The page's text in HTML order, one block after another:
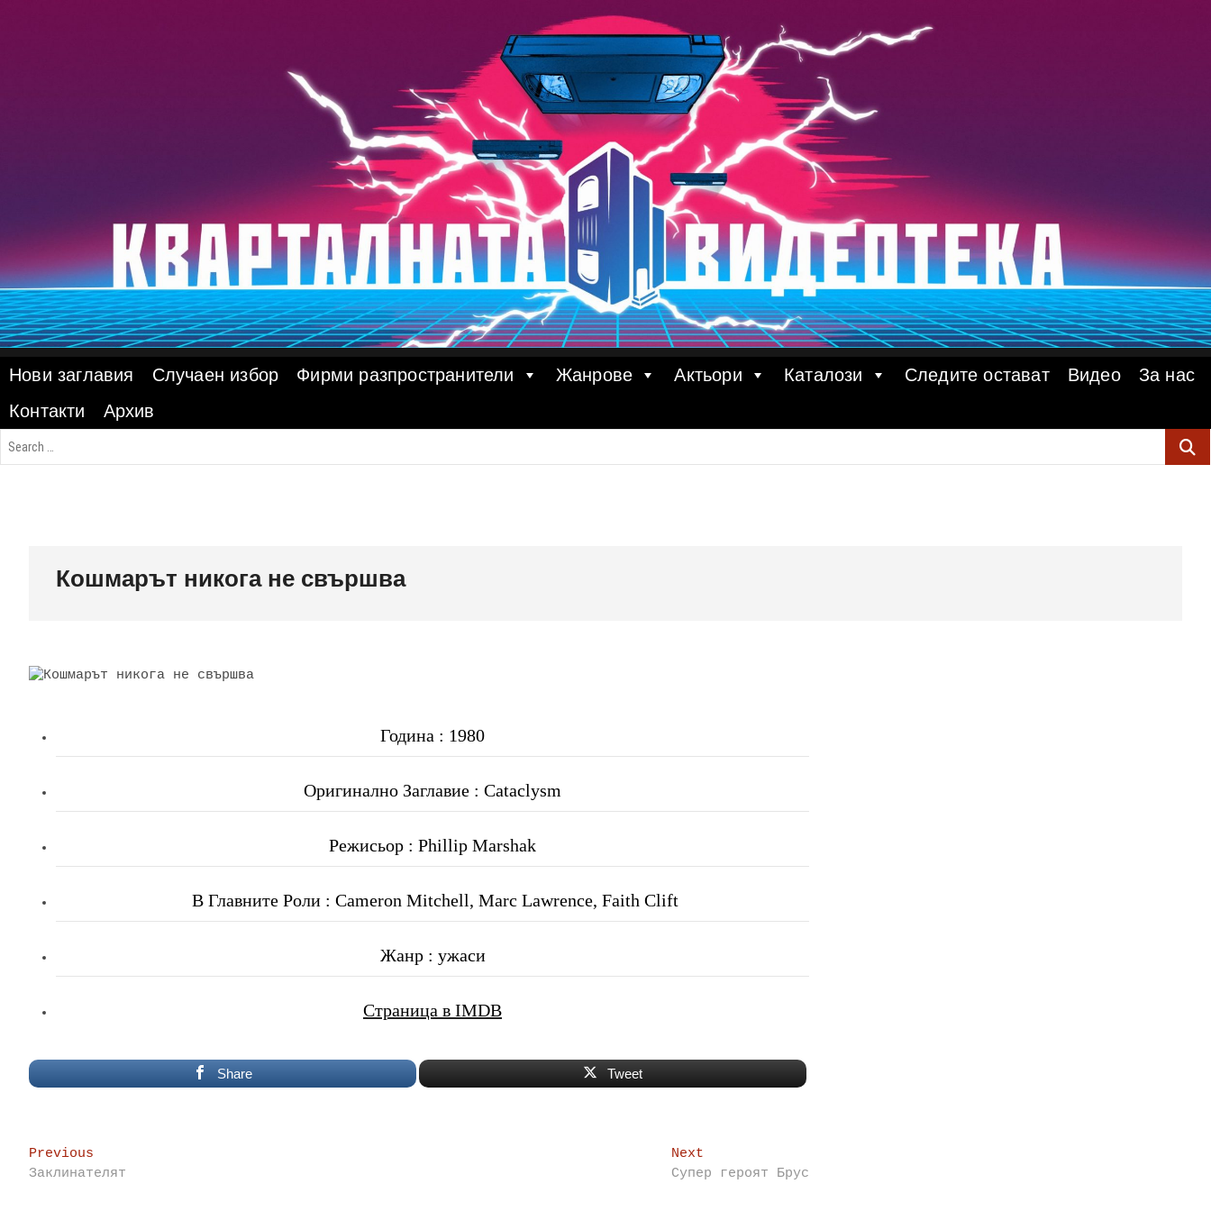
Нови заглавия Случаен избор Фирми разпространители Жанрове Актьори Каталози Следите остават Видео
За нас
Контакти
Архив
Кошмарът никога не свършва
Година : 1980
Оригинално Заглавие : Cataclysm
Режисьор : Phillip Marshak
В Главните Роли : Cameron Mitchell, Marc Lawrence, Faith Clift
Жанр : ужаси
Страница в IMDB
Share Tweet
Post
Previous
post:
Заклинателят
Next
post:
Супер героят Брус